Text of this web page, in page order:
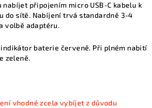
nabíjet připojením micro USB-C kabelu k
do sítě. Nabíjení trvá standardně 3-4
volbě adaptéru.
baterie červeně. Při plném nabití
zeleně.
vhodné zcela vybíjet z důvodu